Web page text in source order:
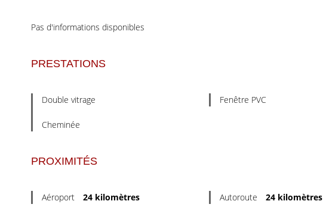
Pas d'informations disponibles
PRESTATIONS
Double vitrage Fenêtre PVC
Cheminée
PROXIMITÉS
Aéroport 24 kilomètres Autoroute 24 kilomètres